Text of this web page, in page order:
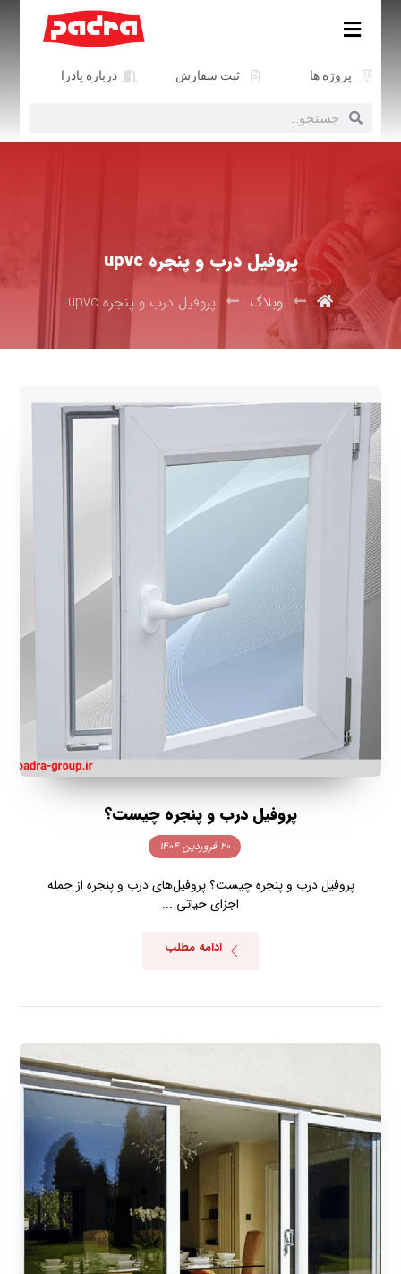
پروژه ها ثبت سفارش درباره پادرا
پروفیل درب و پنجره upvc
وبلاگ پروفیل درب و پنجره upvc
پروفیل درب و پنجره چیست؟
۲۰ فروردین ۱۴۰۴
پروفیل درب و پنجره چیست؟ پروفیل‌های درب و پنجره از جمله
اجزای حیاتی ...
ادامه مطلب